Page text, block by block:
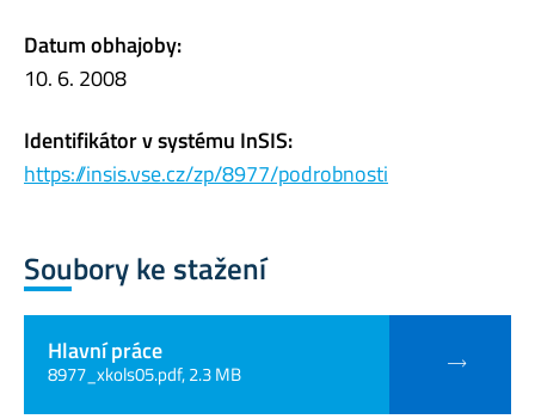
Datum obhajoby:
10. 6. 2008
Identifikátor v systému InSIS:
https://insis.vse.cz/zp/8977/podrobnosti
Soubory ke stažení
Hlavní práce
8977_xkols05.pdf, 2.3 MB